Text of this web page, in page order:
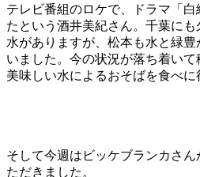
テレビ番組のロケで、ドラマ「
たという酒井美紀さん。千葉に
水がありますが、松本も水と緑
いました。今の状況が落ち着い
美味しい水によるおそばを食べに
そして今週はビッケブランカさ
ただきました。